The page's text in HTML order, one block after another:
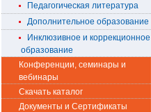
Педагогическая литература
Дополнительное образование
Инклюзивное и коррекционное
образование
Конференции, семинары и
вебинары
Скачать каталог
Документы и Сертификаты